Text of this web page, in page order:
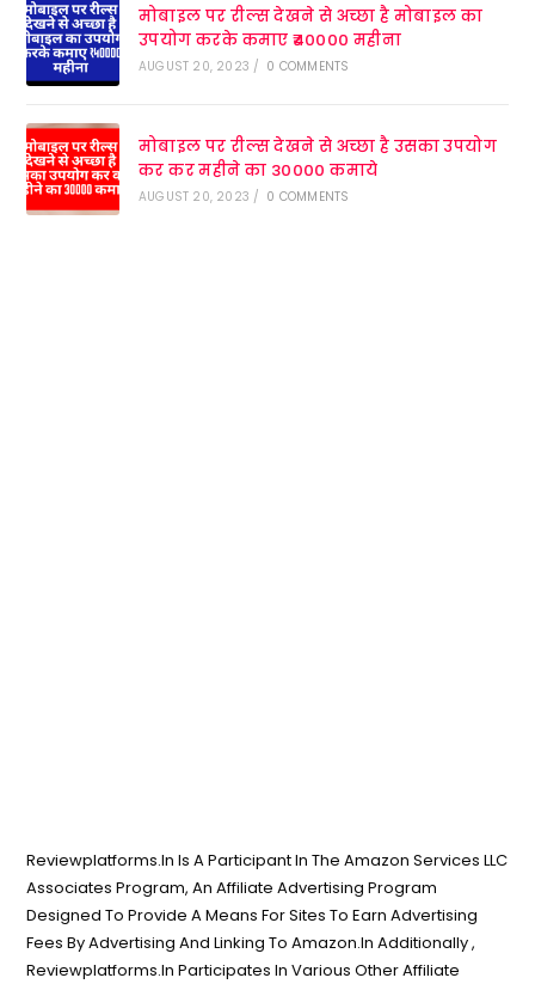
मोबाइल पर रील्स देखने से अच्छा है मोबाइल का
उपयोग करके कमाए ₹40000 महीना
AUGUST 20, 2023 / 0 COMMENTS
मोबाइल पर रील्स देखने से अच्छा है उसका उपयोग
कर कर महीने का 30000 कमाये
AUGUST 20, 2023 / 0 COMMENTS
Reviewplatforms.In Is A Participant In The Amazon Services LLC
Associates Program, An Affiliate Advertising Program
Designed To Provide A Means For Sites To Earn Advertising
Fees By Advertising And Linking To Amazon.In Additionally ,
Reviewplatforms.In Participates In Various Other Affiliate